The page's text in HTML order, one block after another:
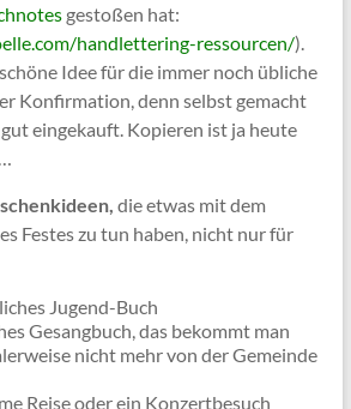
gestoßen hat:
handlettering-ressourcen/).
Idee für die immer noch übliche
Konfirmation, denn selbst gemacht
eingekauft. Kopieren ist ja heute
die etwas mit dem
Festes zu tun haben, nicht nur für
Jugend-Buch
Gesangbuch, das bekommt man
nicht mehr von der Gemeinde
Reise oder ein Konzertbesuch